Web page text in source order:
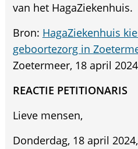
van het HagaZiekenhuis.
Bron: HagaZiekenhuis
geboortezorg in
Zoetermeer, 18 april
REACTIE PETITIONARIS
Lieve mensen,
Donderdag, 18 april